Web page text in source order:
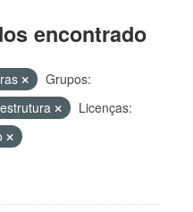
encontrado
Grupos:
Licenças: